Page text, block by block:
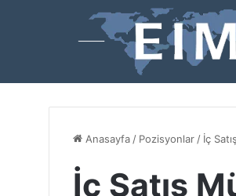
Anasayfa / Pozisyonlar / İç
İç Satış